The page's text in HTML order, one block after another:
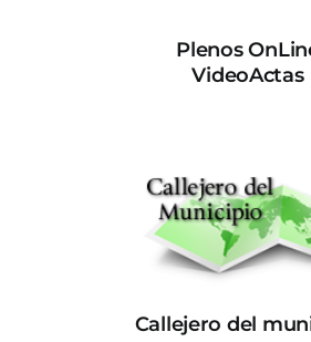
Plenos
VideoActas
Callejero del